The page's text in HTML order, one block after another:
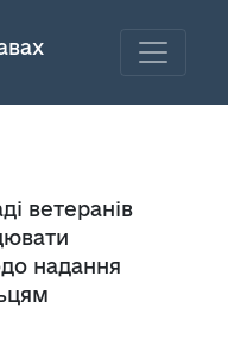
ветеранів
надання